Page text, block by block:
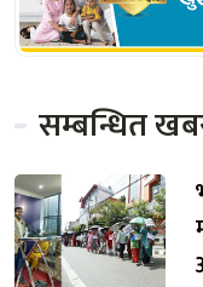
सम्बन्धित